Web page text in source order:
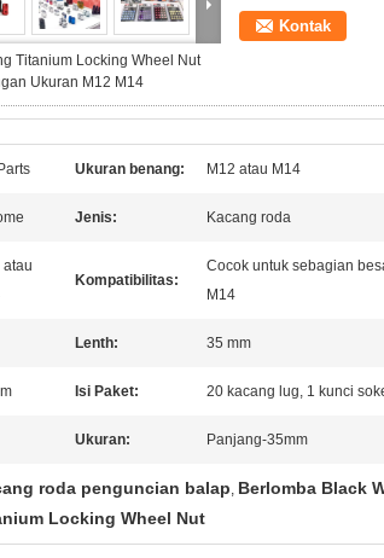
Titanium Locking Wheel Nut
Ukuran M12 M14
Kontak
Ukuran benang: M12 atau M14
Jenis: Kacang roda
atau
Kompatibilitas:
Cocok untuk sebagian
M14
Lenth: 35 mm
Isi Paket: 20 kacang lug, 1 kunci
Ukuran: Panjang-35mm
roda penguncian balap, Berlomba Black
Locking Wheel Nut